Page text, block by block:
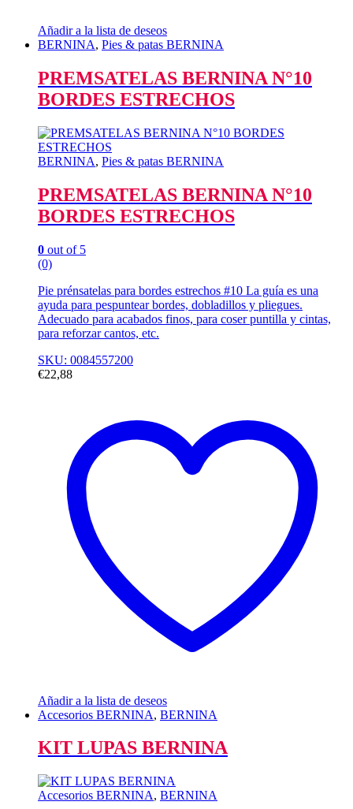
Añadir a la lista de deseos
BERNINA, Pies & patas BERNINA
PREMSATELAS BERNINA N°10
BORDES ESTRECHOS
BERNINA, Pies & patas BERNINA
PREMSATELAS BERNINA N°10
BORDES ESTRECHOS
0 out of 5
(0)
Pie prénsatelas para bordes estrechos #10 La guía es una
ayuda para pespuntear bordes, dobladillos y pliegues.
Adecuado para acabados finos, para coser puntilla y cintas,
para reforzar cantos, etc.
SKU: 0084557200
€22,88
Añadir a la lista de deseos
Accesorios BERNINA, BERNINA
KIT LUPAS BERNINA
Accesorios BERNINA, BERNINA